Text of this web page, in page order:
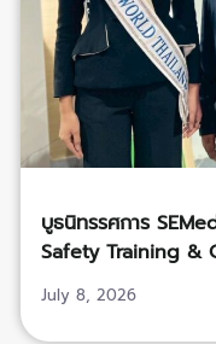
บูธนิทรรศการ
Safety Training &
July 8, 2026